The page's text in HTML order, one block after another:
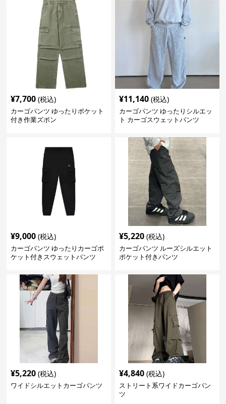
¥7,700 (税込)
カーゴパンツ ゆったりポケット
付き作業ズボン
¥11,140 (税込)
カーゴパンツ ゆったりシルエッ
ト カーゴスウェットパンツ
¥9,000 (税込)
カーゴパンツ ゆったりカーゴポ
ケット付きスウェットパンツ
¥5,220 (税込)
カーゴパンツ ルーズシルエット
ポケット付きパンツ
¥5,220 (税込)
ワイドシルエットカーゴパンツ
¥4,840 (税込)
ストリート系ワイドカーゴパン
ツ